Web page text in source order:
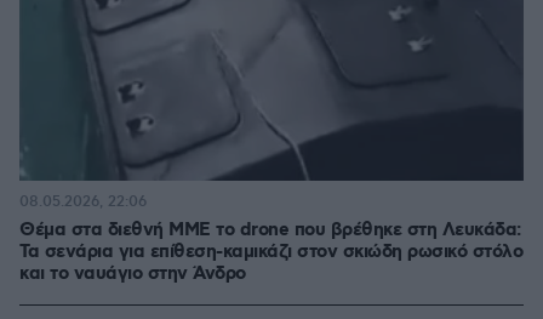
Θέμα στα διεθνή ΜΜΕ το drone που βρέθηκε στη Λευκάδα:
Τα σενάρια για επίθεση-καμικάζι στον σκιώδη ρωσικό στόλο
και το ναυάγιο στην Άνδρο
08.05.2026, 22:06